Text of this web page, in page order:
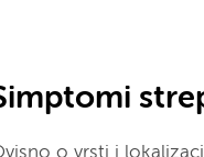
o vrsti i